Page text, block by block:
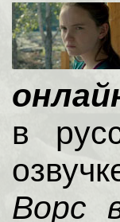
в
Ворс